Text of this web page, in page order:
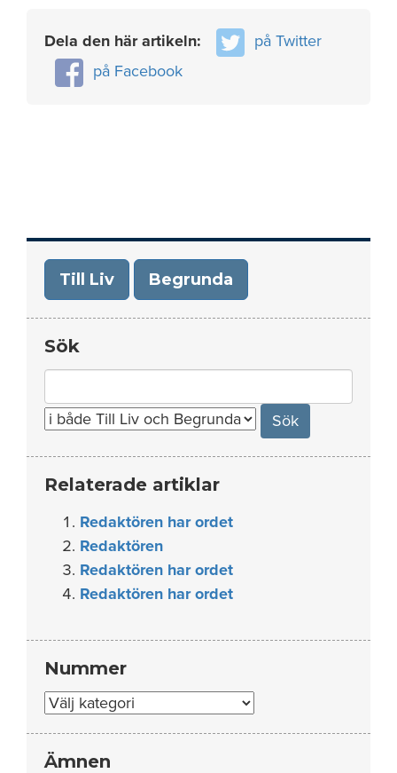
Dela den här artikeln:
på Twitter
på Facebook
Till Liv Begrunda
Sök
for:
Relaterade artiklar
Redaktören har ordet
Redaktören
Redaktören har ordet
Redaktören har ordet
Nummer
Nummer
Ämnen